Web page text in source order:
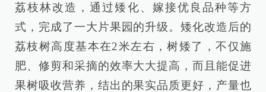
荔枝林改造，通过矮化、嫁接优良品种等方
式，完成了一大片果园的升级。矮化改造后的
荔枝树高度基本在2米左右，树矮了，不仅施
肥、修剪和采摘的效率大大提高，而且能促进
果树吸收营养，结出的果实品质更好，产量也